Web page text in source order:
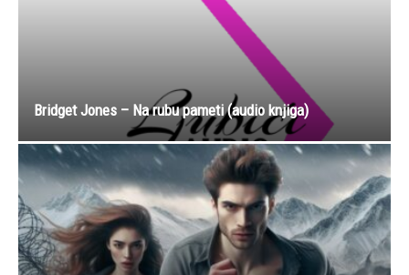
Bridget Jones – Na rubu pameti (audio knjiga)